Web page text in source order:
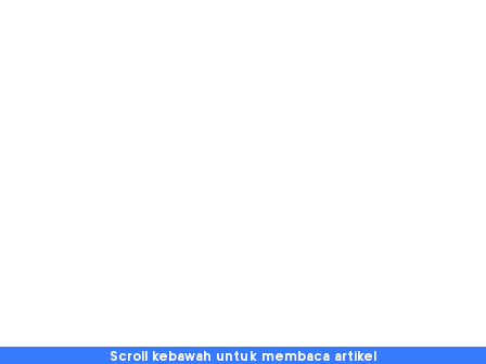
Scroll kebawah untuk membaca artikel